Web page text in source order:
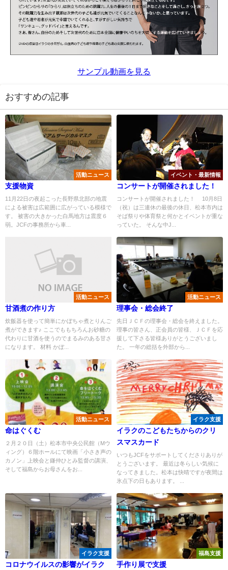
サンプル動画を見る
おすすめの記事
活動ニュース
支援物資
11月22日の夜起こった長野県北部の地震
による被害は広範囲に広がっている模様で
す。 被害の大きかった白馬地方は震度６
弱。JCFの事務所から車...
イベント・最新情報
コンサートが開催されました！
コンサートが開催されました！ 10月8日
（祝）は三連休の最後の休日、松本市内は
そば祭りや体育祭と何かとイベントが重な
っていた。 そんな中J...
活動ニュース
甘酒煮の作り方
炊飯器を使って簡単にかぼちゃ煮とりんご
煮ができます♪ ここでももちろんお砂糖の
代わりに甘酒を使うのでまるみのある甘さ
になります。 材料 かぼ...
活動ニュース
理事会・総会終了
先日ＪＣＦの理事会・総会を終えました。
理事の皆さん、正会員の皆様、ＪＣＦを応
援して下さる皆様ありがとうございまし
た。 一年の総括を外部から...
活動ニュース
命はぐくむ
２月２０日（土）松本市中央公民館（Mウ
ィング）６階ホールにて映画「小さき声の
カノン」上映会と鎌仲ひとみ監督の講演、
そして福島からお母さんをお...
イラク支援
イラクのこどもたちからのクリ
スマスカード
いつもJCFをサポートしてくださりありが
とうございます。 最近は冬らしい気候に
なってきました。松本は快晴ですが夜間は
氷点下の日もあります。 ...
イラク支援
コロナウイルスの影響がイラク
福島支援
手作り展で支援